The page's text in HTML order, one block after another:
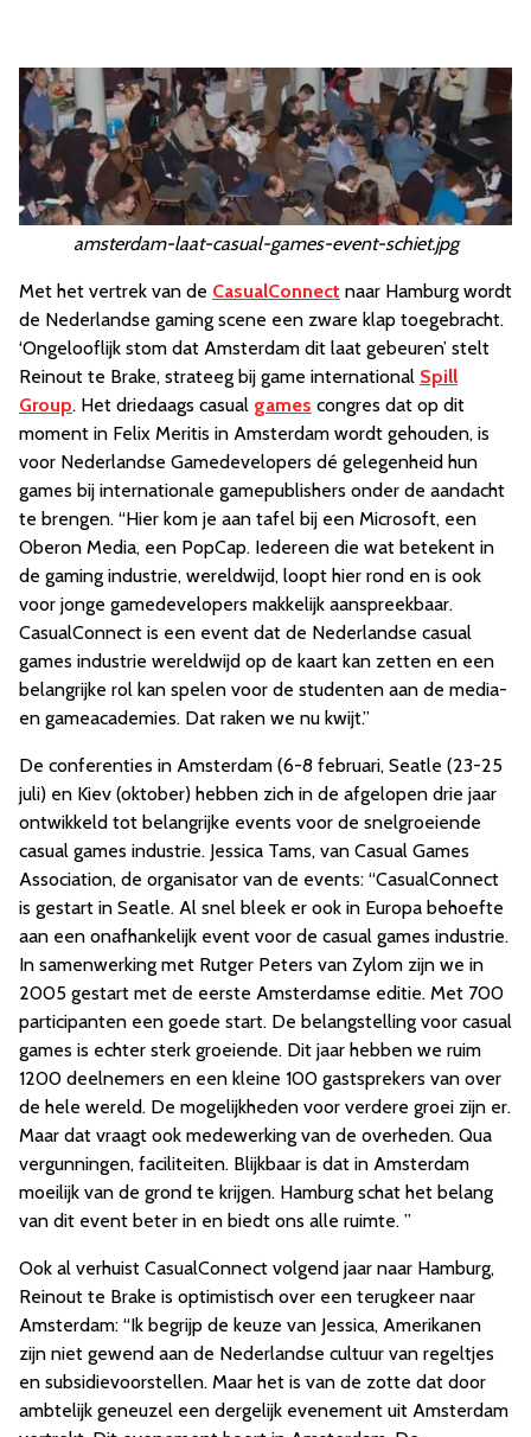
amsterdam-laat-casual-games-event-schiet.jpg
Met het vertrek van de CasualConnect naar Hamburg wordt
de Nederlandse gaming scene een zware klap toegebracht.
‘Ongelooflijk stom dat Amsterdam dit laat gebeuren’ stelt
Reinout te Brake, strateeg bij game international Spill
Group. Het driedaags casual games congres dat op dit
moment in Felix Meritis in Amsterdam wordt gehouden, is
voor Nederlandse Gamedevelopers dé gelegenheid hun
games bij internationale gamepublishers onder de aandacht
te brengen. “Hier kom je aan tafel bij een Microsoft, een
Oberon Media, een PopCap. Iedereen die wat betekent in
de gaming industrie, wereldwijd, loopt hier rond en is ook
voor jonge gamedevelopers makkelijk aanspreekbaar.
CasualConnect is een event dat de Nederlandse casual
games industrie wereldwijd op de kaart kan zetten en een
belangrijke rol kan spelen voor de studenten aan de media-
en gameacademies. Dat raken we nu kwijt.”
De conferenties in Amsterdam (6-8 februari, Seatle (23-25
juli) en Kiev (oktober) hebben zich in de afgelopen drie jaar
ontwikkeld tot belangrijke events voor de snelgroeiende
casual games industrie. Jessica Tams, van Casual Games
Association, de organisator van de events: “CasualConnect
is gestart in Seatle. Al snel bleek er ook in Europa behoefte
aan een onafhankelijk event voor de casual games industrie.
In samenwerking met Rutger Peters van Zylom zijn we in
2005 gestart met de eerste Amsterdamse editie. Met 700
participanten een goede start. De belangstelling voor casual
games is echter sterk groeiende. Dit jaar hebben we ruim
1200 deelnemers en een kleine 100 gastsprekers van over
de hele wereld. De mogelijkheden voor verdere groei zijn er.
Maar dat vraagt ook medewerking van de overheden. Qua
vergunningen, faciliteiten. Blijkbaar is dat in Amsterdam
moeilijk van de grond te krijgen. Hamburg schat het belang
van dit event beter in en biedt ons alle ruimte. ”
Ook al verhuist CasualConnect volgend jaar naar Hamburg,
Reinout te Brake is optimistisch over een terugkeer naar
Amsterdam: “Ik begrijp de keuze van Jessica, Amerikanen
zijn niet gewend aan de Nederlandse cultuur van regeltjes
en subsidievoorstellen. Maar het is van de zotte dat door
ambtelijk geneuzel een dergelijk evenement uit Amsterdam